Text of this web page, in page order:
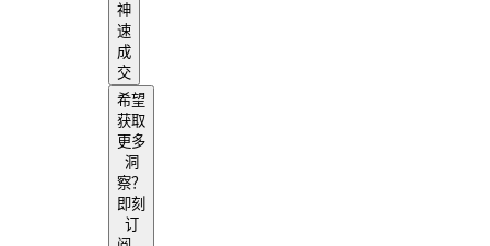
神
速
成
交
希望
获取
更多
洞
察？
即刻
订